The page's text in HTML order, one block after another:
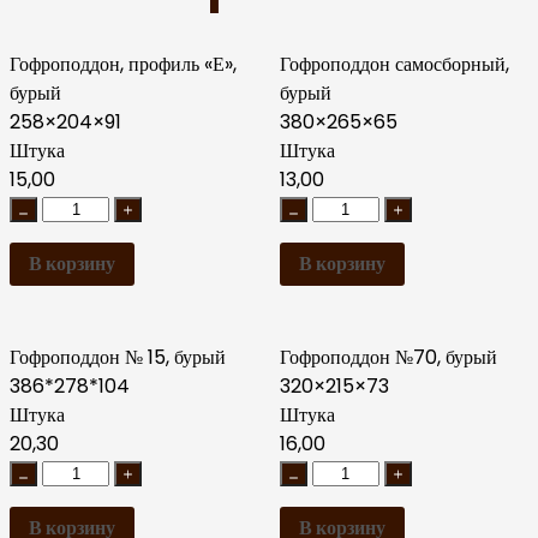
Гофроподдон, профиль «Е»,
бурый
258×204×91
Штука
15,00
В корзину
Гофроподдон самосборный,
бурый
380×265×65
Штука
13,00
В корзину
Гофроподдон № 15, бурый
386*278*104
Штука
20,30
В корзину
Гофроподдон №70, бурый
320×215×73
Штука
16,00
В корзину